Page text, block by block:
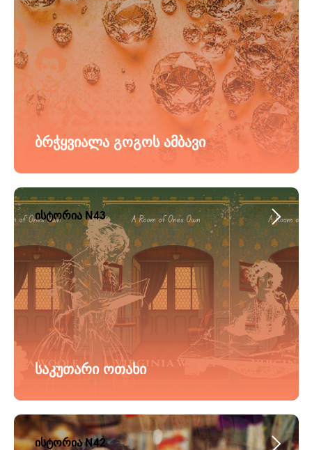
ბრჭყვიალა გოგოს ამბავი
ისტორია N43
საკუთარი ოთახი
ისტორია N42